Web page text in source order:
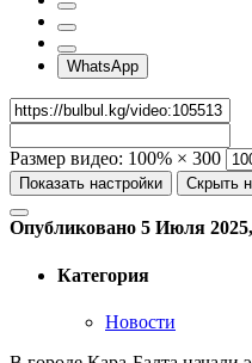
WhatsApp
Размер видео: 100% × 300
Показать настройки Скрыть
Опубликовано 5 Июля
Категория
Новости